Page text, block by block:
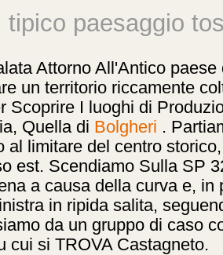
tipico paesaggio
Attorno All'Antico
un territorio riccamente
Scoprire I luoghi di
Quella di Bolgheri .
al limitare del centro
est. Scendiamo Sulla SP
a causa della curva e, in
in ripida salita,
da un gruppo di caso
cui si TROVA Castagneto.